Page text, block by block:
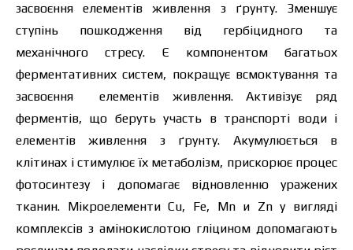
засвоєння елементів живлення з ґрунту. Зменшує
ступінь пошкодження від гербіцидного та
механічного стресу. Є компонентом багатьох
ферментативних систем, покращує всмоктування та
засвоєння елементів живлення. Активізує ряд
ферментів, що беруть участь в транспорті води і
елементів живлення з ґрунту. Акумулюється в
клітинах і стимулює їх метаболізм, прискорює процес
фотосинтезу і допомагає відновленню уражених
тканин. Мікроелементи Cu, Fe, Mn и Zn у вигляді
комплексів з амінокислотою гліцином допомагають